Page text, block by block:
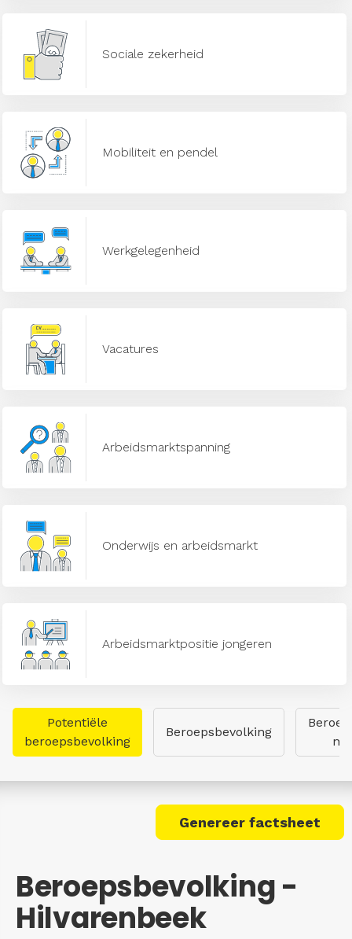
Sociale zekerheid
Mobiliteit en pendel
Werkgelegenheid
Vacatures
Arbeidsmarktspanning
Onderwijs en arbeidsmarkt
Arbeidsmarktpositie jongeren
Potentiële
beroepsbevolking
Beroepsbevolking
Genereer factsheet
Beroepsbevolking -
Hilvarenbeek